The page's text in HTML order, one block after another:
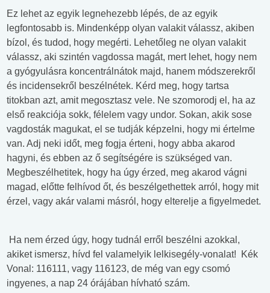
Ez lehet az egyik legnehezebb lépés, de az egyik
legfontosabb is. Mindenképp olyan valakit válassz, akiben
bízol, és tudod, hogy megérti. Lehetőleg ne olyan valakit
válassz, aki szintén vagdossa magát, mert lehet, hogy nem
a gyógyulásra koncentrálnátok majd, hanem módszerekről
és incidensekről beszélnétek. Kérd meg, hogy tartsa
titokban azt, amit megosztasz vele. Ne szomorodj el, ha az
első reakciója sokk, félelem vagy undor. Sokan, akik sose
vagdosták magukat, el se tudják képzelni, hogy mi értelme
van. Adj neki időt, meg fogja érteni, hogy abba akarod
hagyni, és ebben az ő segítségére is szükséged van.
Megbeszélhetitek, hogy ha úgy érzed, meg akarod vágni
magad, előtte felhívod őt, és beszélgethettek arról, hogy mit
érzel, vagy akár valami másról, hogy elterelje a figyelmedet.
Ha nem érzed úgy, hogy tudnál erről beszélni azokkal,
akiket ismersz, hívd fel valamelyik lelkisegély-vonalat! Kék
Vonal: 116111, vagy 116123, de még van egy csomó
ingyenes, a nap 24 órájában hívható szám.